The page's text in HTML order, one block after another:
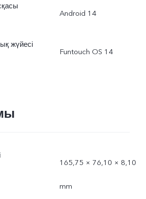
Android 14
жүйесі
Funtouch OS 14
165,75 × 76,10 × 8,10
mm